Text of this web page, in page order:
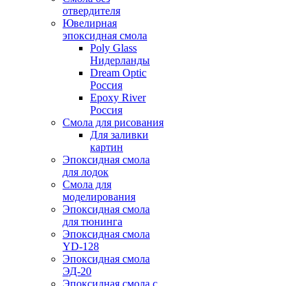
отвердителя
Ювелирная
эпоксидная смола
Poly Glass
Нидерланды
Dream Optic
Россия
Epoxy River
Россия
Смола для рисования
Для заливки
картин
Эпоксидная смола
для лодок
Смола для
моделирования
Эпоксидная смола
для тюнинга
Эпоксидная смола
YD-128
Эпоксидная смола
ЭД-20
Эпоксидная смола с